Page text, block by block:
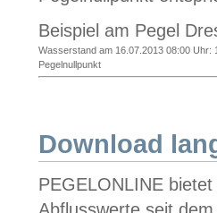
Beispiel am Pegel
Wasserstand am 16.07.2013 08:00 Uhr:
Pegelnullpunkt
Download
PEGELONLINE